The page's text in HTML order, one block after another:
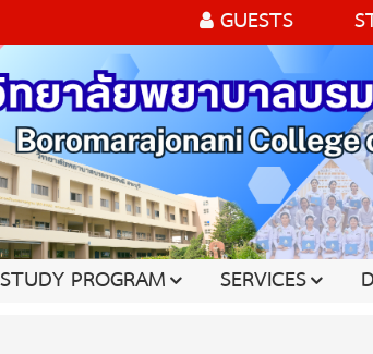
GUESTS
STUDY PROGRAM SERVICES